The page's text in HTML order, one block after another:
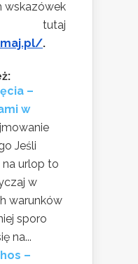
wskazówek
tutaj
.
–
w
Jeśli
urlop to
w
warunków
sporo
na...
–